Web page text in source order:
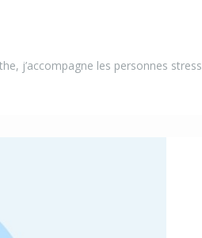
j’accompagne les personnes